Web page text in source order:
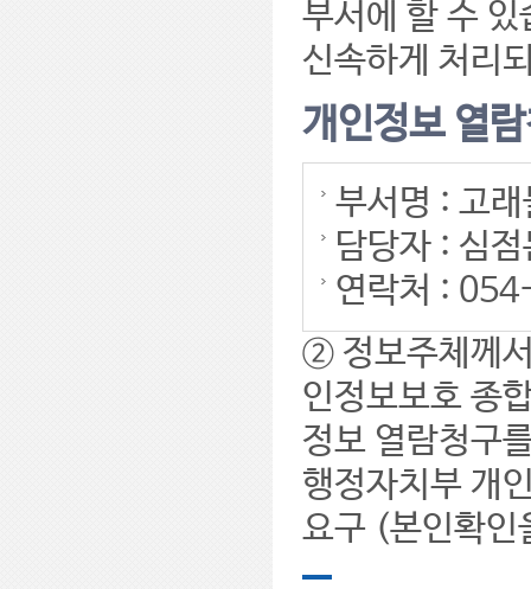
부서에 할 수
신속하게 처리
개인정보 열
부서명 : 고
담당자 : 심점
연락처 :
② 정보주체께
인정보보호 종
정보 열람청구
행정자치부 개
요구 (본인확